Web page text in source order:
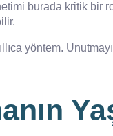
burada kritik bir
yöntem.